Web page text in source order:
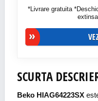
*Livrare gratuita
SCURTA
Beko HIAG64223SX